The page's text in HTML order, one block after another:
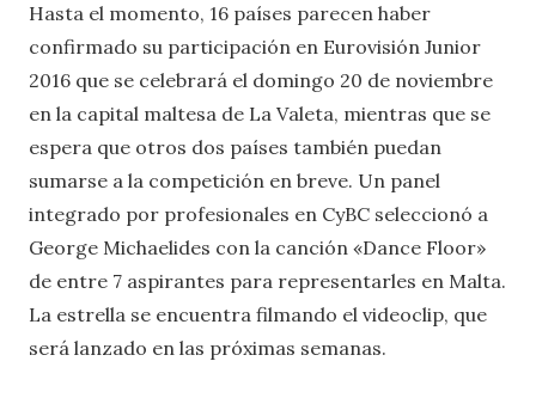
Hasta el momento, 16 países parecen haber
confirmado su participación en Eurovisión Junior
2016 que se celebrará el domingo 20 de noviembre
en la capital maltesa de La Valeta, mientras que se
espera que otros dos países también puedan
sumarse a la competición en breve. Un panel
integrado por profesionales en CyBC seleccionó a
George Michaelides con la canción «Dance Floor»
de entre 7 aspirantes para representarles en Malta.
La estrella se encuentra filmando el videoclip, que
será lanzado en las próximas semanas.